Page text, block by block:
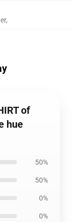
,
of
hue
50%
50%
0%
0%